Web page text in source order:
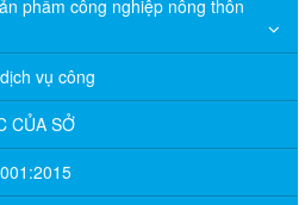
phẩm công nghiệp nông thôn
vụ công
CỦA SỞ